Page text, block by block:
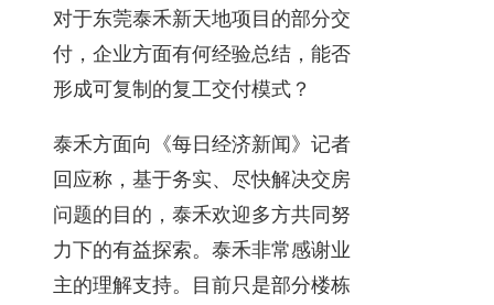
对于东莞泰禾新天地项目的部分交
付，企业方面有何经验总结，能否
形成可复制的复工交付模式？
泰禾方面向《每日经济新闻》记者
回应称，基于务实、尽快解决交房
问题的目的，泰禾欢迎多方共同努
力下的有益探索。泰禾非常感谢业
主的理解支持。目前只是部分楼栋